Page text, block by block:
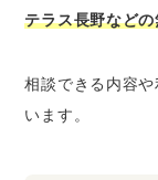
テラス長野など
相談できる内容
います。